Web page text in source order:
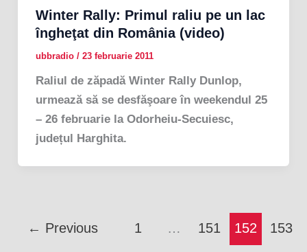
Winter Rally: Primul raliu pe un lac
îngheţat din România (video)
ubbradio / 23 februarie 2011
Raliul de zăpadă Winter Rally Dunlop,
urmează să se desfăşoare în weekendul 25
– 26 februarie la Odorheiu-Secuiesc,
județul Harghita.
← Previous 1 … 151 152 153